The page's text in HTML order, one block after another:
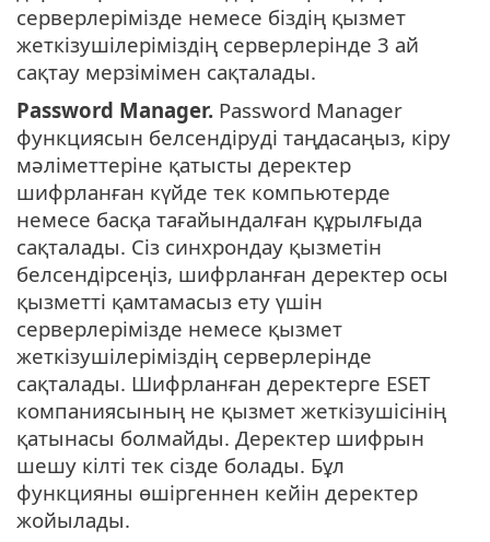
серверлерімізде немесе біздің қызмет
жеткізушілеріміздің серверлерінде 3 ай
сақтау мерзімімен сақталады.
Password Manager. Password Manager
функциясын белсендіруді таңдасаңыз, кіру
мәліметтеріне қатысты деректер
шифрланған күйде тек компьютерде
немесе басқа тағайындалған құрылғыда
сақталады. Сіз синхрондау қызметін
белсендірсеңіз, шифрланған деректер осы
қызметті қамтамасыз ету үшін
серверлерімізде немесе қызмет
жеткізушілеріміздің серверлерінде
сақталады. Шифрланған деректерге ESET
компаниясының не қызмет жеткізушісінің
қатынасы болмайды. Деректер шифрын
шешу кілті тек сізде болады. Бұл
функцияны өшіргеннен кейін деректер
жойылады.